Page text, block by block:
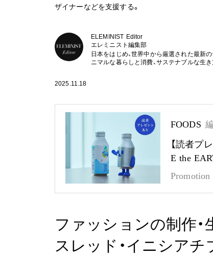
ザイナーなどを支援する。
ELEMINIST Editor
エレミニスト編集部
日本をはじめ、世界中から厳選された最新
ニマルな暮らしと消費、サステナブルな生き
2025.11.18
FOODS
【読者プ
E the
Promotion
ファッションの制作・
スレッド・イニシアチ